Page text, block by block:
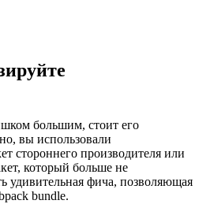
большим, стоит его
вы использовали
стороннего производителя или
который больше не
удивительная фича, позволяющая
bundle.